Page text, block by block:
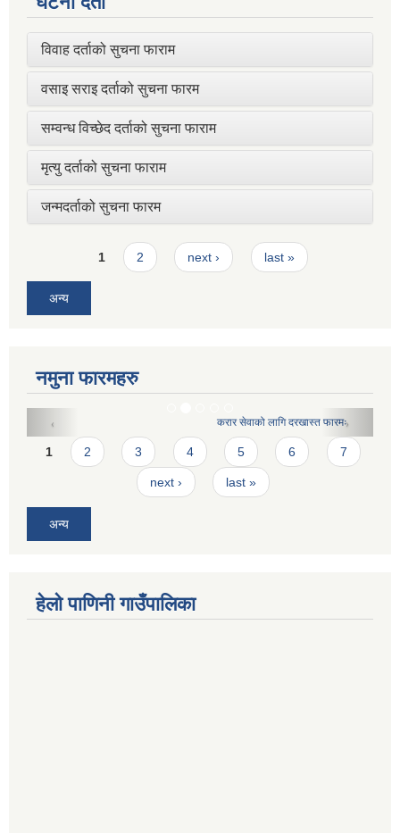
विवाह दर्ताको सुचना फाराम
वसाइ सराइ दर्ताको सुचना फारम
सम्वन्ध विच्छेद दर्ताको सुचना फाराम
मृत्यु दर्ताको सुचना फाराम
जन्मदर्ताको सुचना फारम
Pages1 2 next › last »
अन्य
नमुना फारमहरु
करार सेवाको लागि दरखास्त फारमः
Pages
1 2 3 4 5 6 7
next › last »
अन्य
हेलो पाणिनी गाउँपालिका